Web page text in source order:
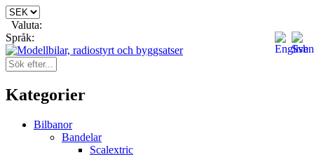
Valuta:
Språk:
Kategorier
Bilbanor
Bandelar
Scalextric